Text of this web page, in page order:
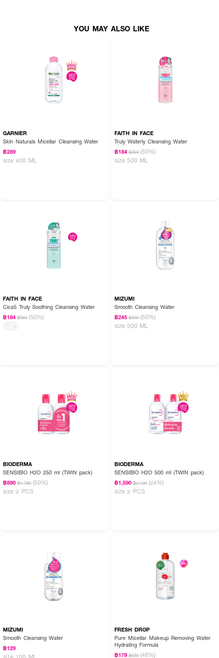
• เช็ดทำความสะอาดทั่วใบหน้าและรอบดวงตา
• ไม่จำเป็นต้องล้างน้ำซ้ำ
YOU MAY ALSO LIKE
GARNIER
Skin Naturals Micellar Cleansing Water
฿289
size 400 ML
FAITH IN FACE
Truly Waterly Cleansing Water
฿184 ฿369 (50%)
size 500 ML
FAITH IN FACE
Cica5 Truly Soothing Cleansing Water
฿184 ฿369 (50%)
-
MIZUMI
Smooth Cleansing Water
฿245 ฿490 (50%)
size 500 ML
BIODERMA
SENSIBIO H2O 250 ml (TWIN pack)
฿890 ฿1,780 (50%)
size 2 PCS
BIODERMA
SENSIBIO H2O 500 ml (TWIN pack)
฿1,590 ฿2,100 (24%)
size 2 PCS
MIZUMI
Smooth Cleansing Water
฿129
size 100 ML
FRESH DROP
Pure Micellar Makeup Removing Water
Hydrating Formula
฿179 ฿330 (46%)